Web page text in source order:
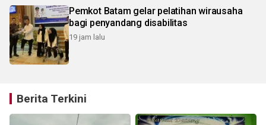
Pemkot Batam gelar pelatihan wirausaha
bagi penyandang disabilitas
19 jam lalu
Berita Terkini